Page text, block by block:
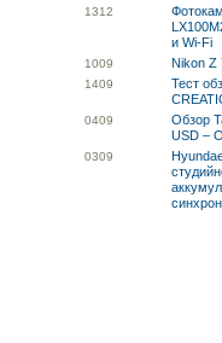
1312
и Wi-Fi
1009 Nikon Z
1409
Тест
0409
Обзор
USD –
0309